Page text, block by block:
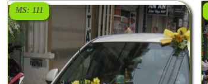
MS: 111